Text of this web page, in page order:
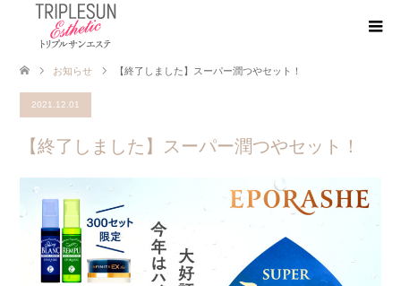
お知らせ 【終了しました】スーパー潤つやセット！
2021.12.01
【終了しました】スーパー潤つやセット！